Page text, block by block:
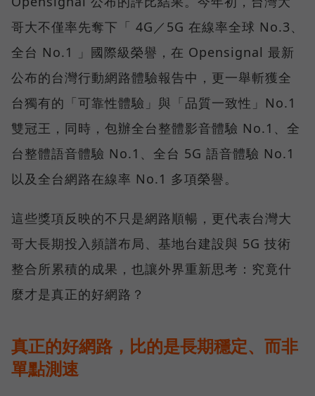
哥大不僅率先奪下「 4G／5G 在線率全球 No.3、
全台 No.1 」國際級榮譽，在 Opensignal 最新
公布的台灣行動網路體驗報告中，更一舉斬獲全
台獨有的「可靠性體驗」與「品質一致性」No.1
雙冠王，同時，包辦全台整體影音體驗 No.1、全
台整體語音體驗 No.1、全台 5G 語音體驗 No.1
以及全台網路在線率 No.1 多項榮譽。
這些獎項反映的不只是網路順暢，更代表台灣大
哥大長期投入頻譜布局、基地台建設與 5G 技術
整合所累積的成果，也讓外界重新思考：究竟什
麼才是真正的好網路？
真正的好網路，比的是長期穩定、而非
單點測速